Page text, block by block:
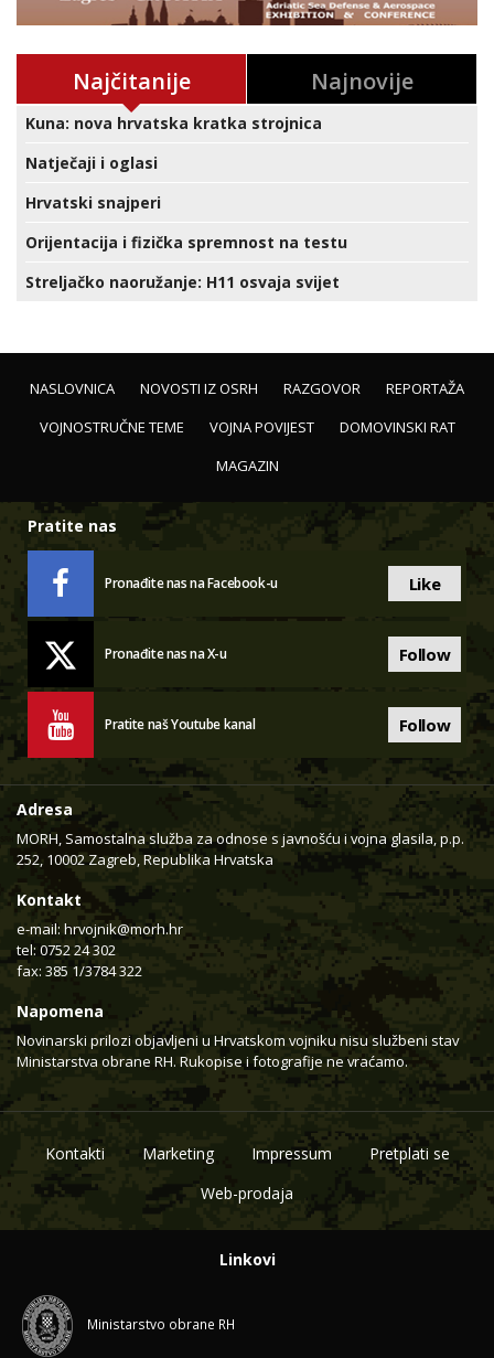
Najčitanije Najnovije
Kuna: nova hrvatska kratka strojnica
Natječaji i oglasi
Hrvatski snajperi
Orijentacija i fizička spremnost na testu
Streljačko naoružanje: H11 osvaja svijet
NASLOVNICA NOVOSTI IZ OSRH RAZGOVOR
REPORTAŽA
VOJNOSTRUČNE TEME
VOJNA POVIJEST
DOMOVINSKI RAT
MAGAZIN
Pratite nas
Pronađite nas na Facebook-u Like
Pronađite nas na X-u Follow
Pratite naš Youtube kanal Follow
Adresa
MORH, Samostalna služba za odnose s javnošću i vojna glasila, p.p.
252, 10002 Zagreb, Republika Hrvatska
Kontakt
e-mail: hrvojnik@morh.hr
tel: 0752 24 302
fax: 385 1/3784 322
Napomena
Novinarski prilozi objavljeni u Hrvatskom vojniku nisu službeni stav
Ministarstva obrane RH. Rukopise i fotografije ne vraćamo.
Kontakti Marketing Impressum
Pretplati se
Web-prodaja
Linkovi
Ministarstvo obrane RH